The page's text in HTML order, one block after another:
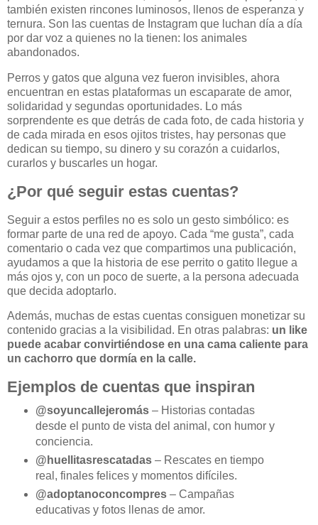
también existen rincones luminosos, llenos de esperanza y
ternura. Son las cuentas de Instagram que luchan día a día
por dar voz a quienes no la tienen: los animales
abandonados.
Perros y gatos que alguna vez fueron invisibles, ahora
encuentran en estas plataformas un escaparate de amor,
solidaridad y segundas oportunidades. Lo más
sorprendente es que detrás de cada foto, de cada historia y
de cada mirada en esos ojitos tristes, hay personas que
dedican su tiempo, su dinero y su corazón a cuidarlos,
curarlos y buscarles un hogar.
¿Por qué seguir estas cuentas?
Seguir a estos perfiles no es solo un gesto simbólico: es
formar parte de una red de apoyo. Cada “me gusta”, cada
comentario o cada vez que compartimos una publicación,
ayudamos a que la historia de ese perrito o gatito llegue a
más ojos y, con un poco de suerte, a la persona adecuada
que decida adoptarlo.
Además, muchas de estas cuentas consiguen monetizar su
contenido gracias a la visibilidad. En otras palabras: un like
puede acabar convirtiéndose en una cama caliente para
un cachorro que dormía en la calle.
Ejemplos de cuentas que inspiran
@soyuncallejeromás– Historias contadas
desde el punto de vista del animal, con humor y
conciencia.
@huellitasrescatadas– Rescates en tiempo
real, finales felices y momentos difíciles.
@adoptanoconcompres– Campañas
educativas y fotos llenas de amor.